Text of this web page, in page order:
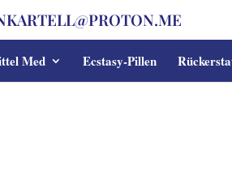
Med Ecstasy-Pillen